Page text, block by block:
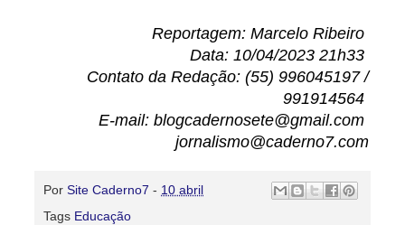
Reportagem: Marcelo Ribeiro
Data: 10/04/2023 21h33
Contato da Redação: (55) 996045197 /
991914564
E-mail: blogcadernosete@gmail.com
jornalismo@caderno7.com
Por Site Caderno7 - 10 abril
Tags Educação